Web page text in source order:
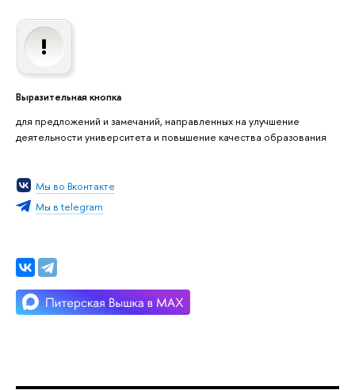
Выразительная кнопка
для предложений и замечаний, направленных на улучшение
деятельности университета и повышение качества образования
Мы во Вконтакте
Мы в telegram